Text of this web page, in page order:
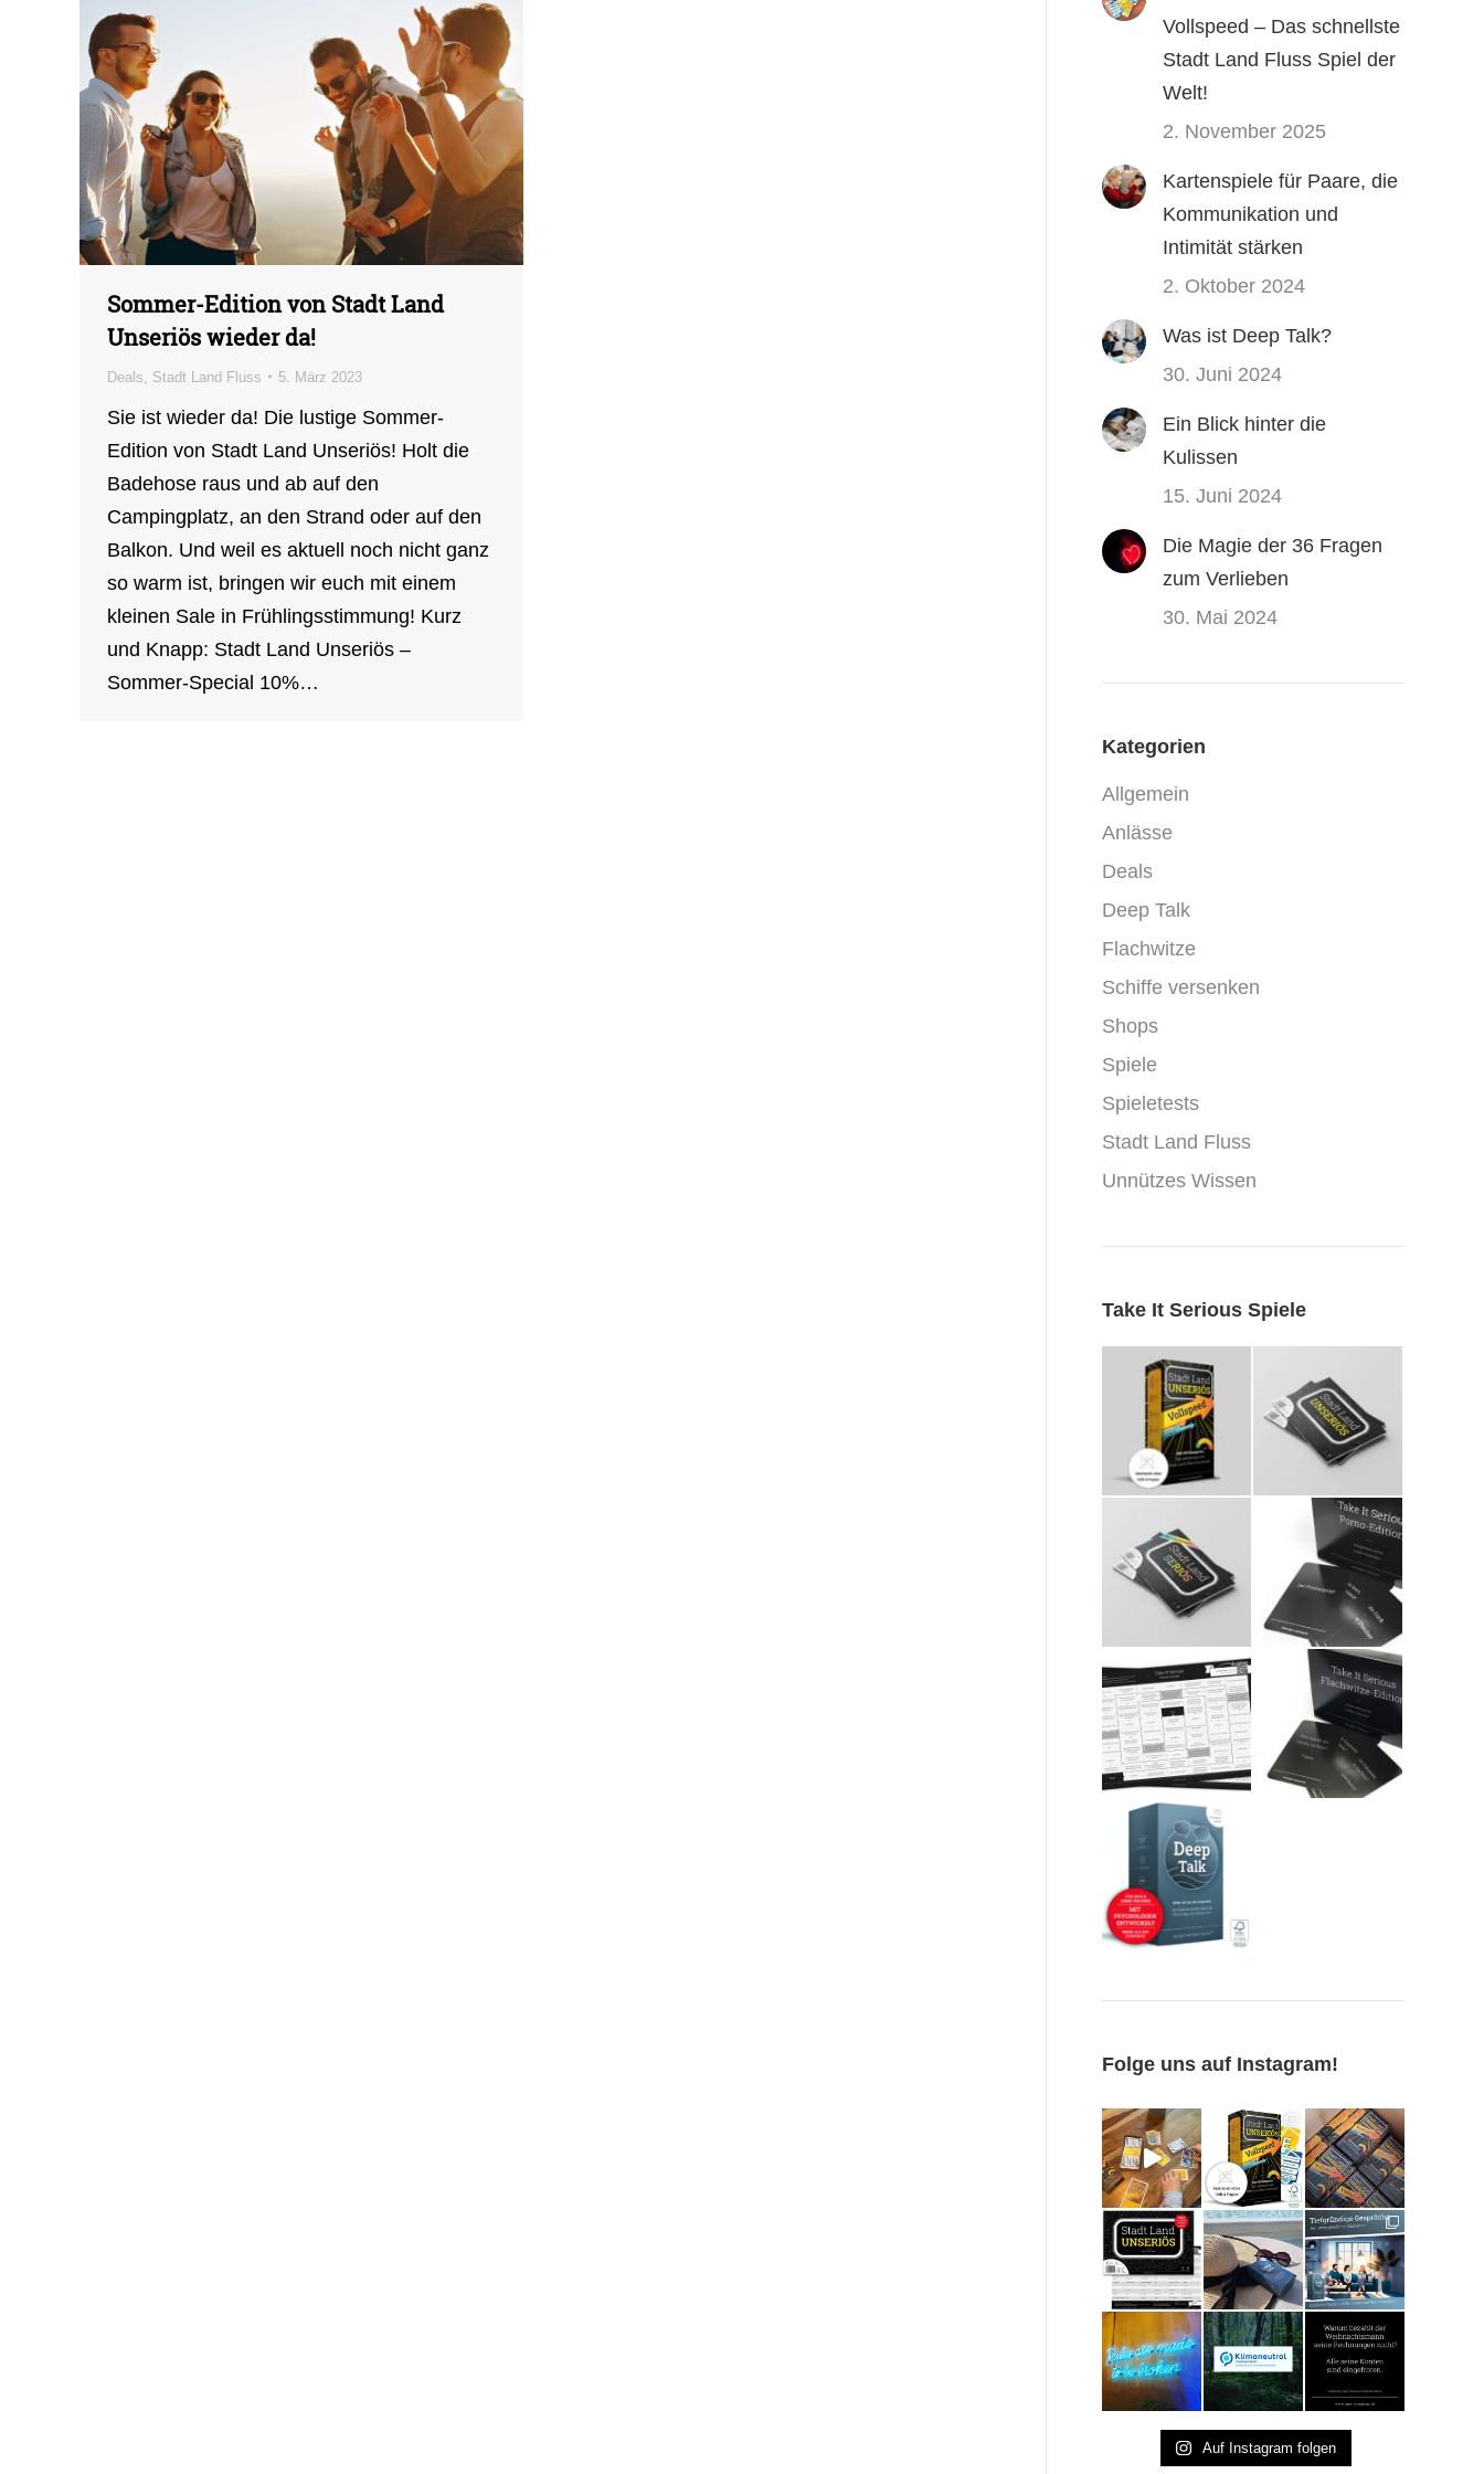
Sommer-Edition von Stadt Land
Unseriös wieder da!
Deals Stadt Land Fluss 5. März 2023
Sie ist wieder da! Die lustige Sommer-
Edition von Stadt Land Unseriös! Holt die
Badehose raus und ab auf den
Campingplatz, an den Strand oder auf den
Balkon. Und weil es aktuell noch nicht ganz
so warm ist, bringen wir euch mit einem
kleinen Sale in Frühlingsstimmung! Kurz
und Knapp: Stadt Land Unseriös –
Sommer-Special 10%…
Vollspeed – Das schnellste
Stadt Land Fluss Spiel der
Welt!
2. November 2025
Kartenspiele für Paare, die
Kommunikation und
Intimität stärken
2. Oktober 2024
Was ist Deep Talk?
30. Juni 2024
Ein Blick hinter die
Kulissen
15. Juni 2024
Die Magie der 36 Fragen
zum Verlieben
30. Mai 2024
Kategorien
Allgemein
Anlässe
Deals
Deep Talk
Flachwitze
Schiffe versenken
Shops
Spiele
Spieletests
Stadt Land Fluss
Unnützes Wissen
Take It Serious Spiele
Folge uns auf Instagram!
Auf Instagram folgen